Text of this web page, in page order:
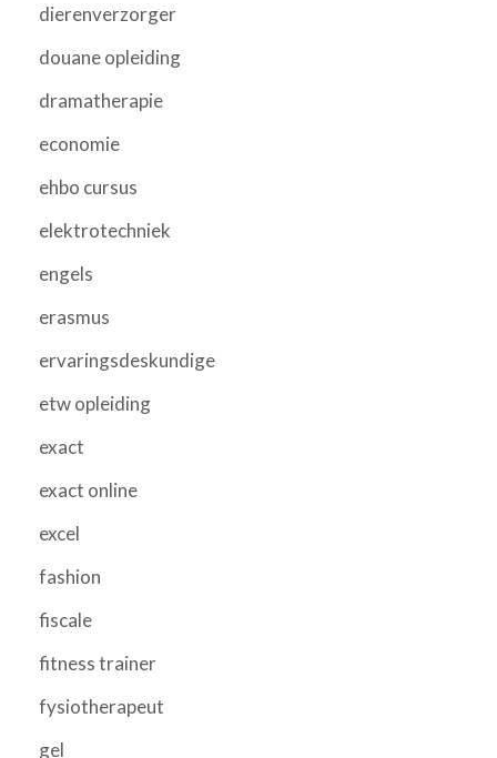
dierenverzorger
douane opleiding
dramatherapie
economie
ehbo cursus
elektrotechniek
engels
erasmus
ervaringsdeskundige
etw opleiding
exact
exact online
excel
fashion
fiscale
fitness trainer
fysiotherapeut
gel